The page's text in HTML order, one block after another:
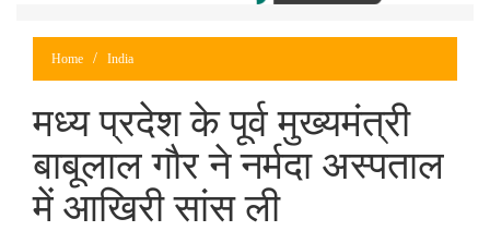
Home India
मध्य प्रदेश के पूर्व मुख्यमंत्री
बाबूलाल गौर ने नर्मदा अस्पताल
में आखिरी सांस ली